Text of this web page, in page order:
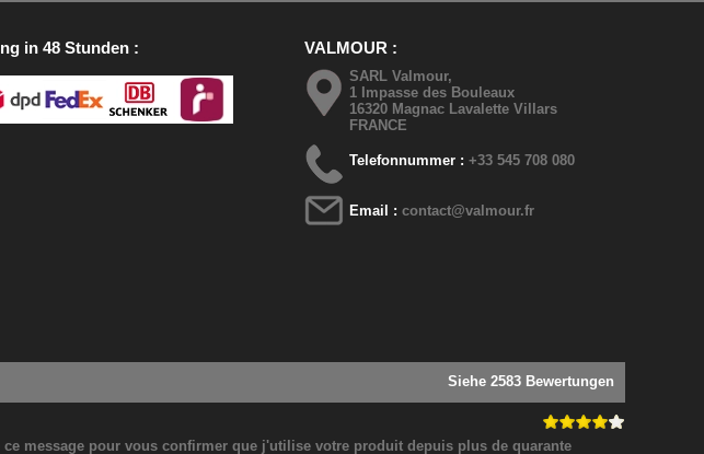
in 48 Stunden VALMOUR
SARL Valmour,
1 Impasse des Bouleaux
16320 Magnac Lavalette Villars
FRANCE
Telefonnummer :+33 545 708 080
Email :contact@valmour.fr
Siehe 2583 Bewertungen
message pour vous confirmer que j'utilise votre produit depuis plus de quarante